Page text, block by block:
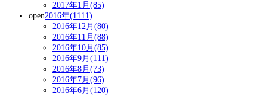
2017年1月(85)
open2016年(1111)
2016年12月(80)
2016年11月(88)
2016年10月(85)
2016年9月(111)
2016年8月(73)
2016年7月(96)
2016年6月(120)